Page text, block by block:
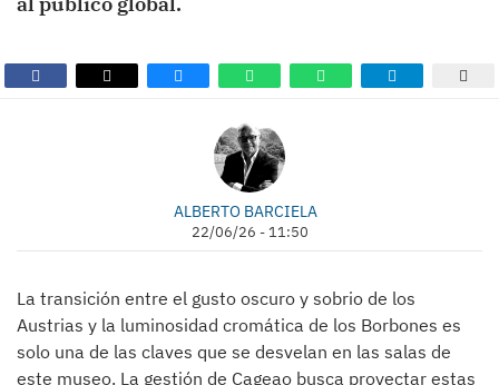
ALBERTO BARCIELA
22/06/26 - 11:50
La transición entre el gusto oscuro y sobrio de los
Austrias y la luminosidad cromática de los Borbones es
solo una de las claves que se desvelan en las salas de
este museo. La gestión de Cageao busca proyectar estas